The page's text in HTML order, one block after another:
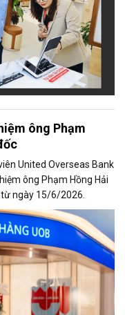
ông Phạm
United Overseas Bank
ông Phạm Hồng Hải
ngày 15/6/2026.